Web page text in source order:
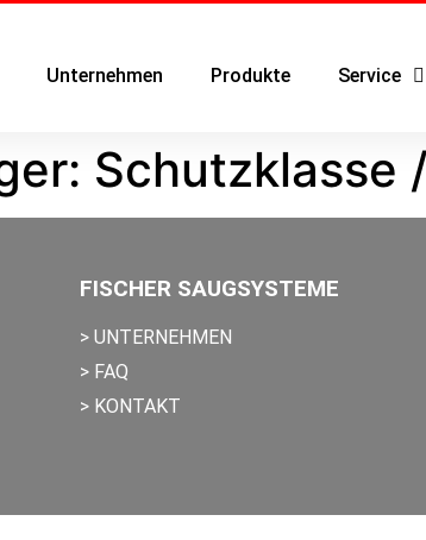
Unternehmen Produkte Service
Schutzklasse
FISCHER SAUGSYSTEME
> UNTERNEHMEN
> FAQ
> KONTAKT